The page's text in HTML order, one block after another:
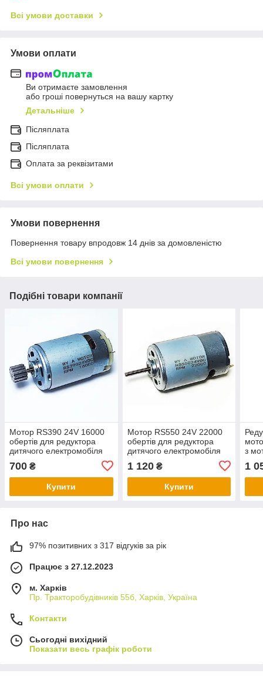
Всі умови доставки
Умови оплати
Ви отримаєте замовлення
або гроші повернуться на вашу картку
Детальніше
Післяплата
Пiсляплата
Оплата за реквізитами
Всі умови оплати
Умови повернення
Повернення товару впродовж 14 днів за домовленістю
Всі умови повернення
Подібні товари компанії
Мотор RS390 24V 16000
обертів для редуктора
дитячого електромобіля
700 ₴
Купити
Мотор RS550 24V 22000
обертів для редуктора
дитячого електромобіля
1 120₴
Купити
з
1
Про нас
97% позитивних з 317 відгуків за рік
Працює з 27.12.2023
м. Харків
Пр. Тракторобудiвникiв 55б, Харків, Україна
Контакти
Сьогодні вихідний
Показати весь графік роботи